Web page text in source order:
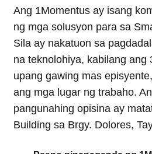
Ang 1Momentus ay isang
ng mga solusyon para sa
Sila ay nakatuon sa
na teknolohiya, kabilang ang
upang gawing mas
ang mga lugar ng trabaho.
pangunahing opisina ay
Building sa Brgy. Dolores,